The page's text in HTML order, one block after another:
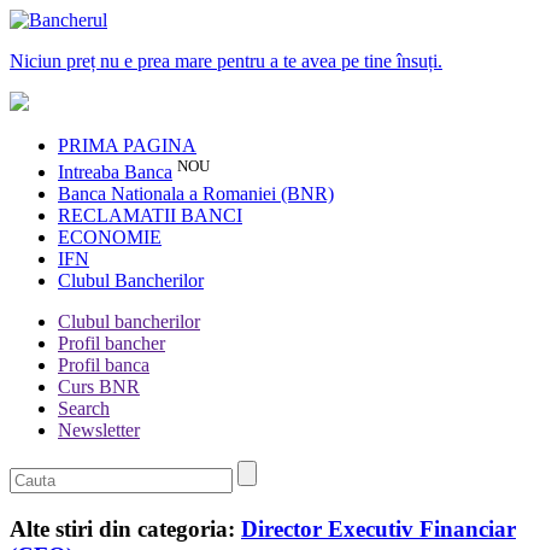
Niciun preț nu e prea mare pentru a te avea pe tine însuți.
PRIMA PAGINA
Intreaba Banca NOU
Banca Nationala a Romaniei (BNR)
RECLAMATII BANCI
ECONOMIE
IFN
Clubul Bancherilor
Clubul bancherilor
Profil bancher
Profil banca
Curs BNR
Search
Newsletter
Alte stiri din categoria: Director Executiv Financiar